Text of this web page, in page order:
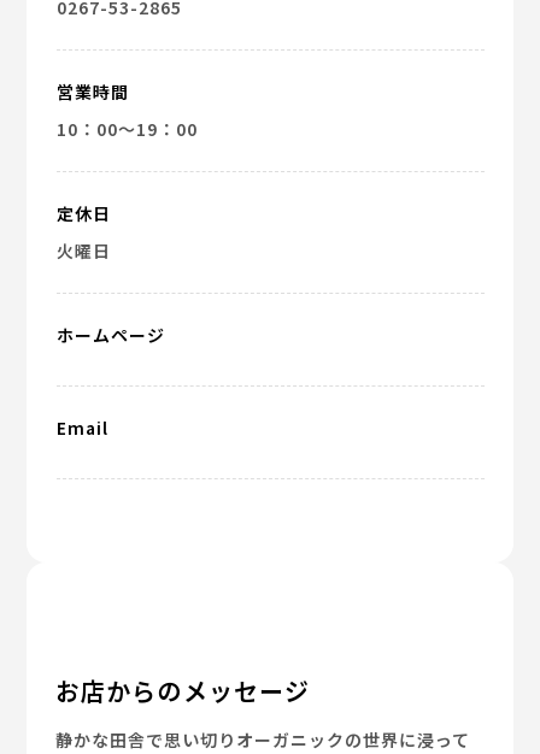
0267-53-2865
営業時間
10：00～19：00
定休日
火曜日
ホームページ
Email
お店からのメッセージ
静かな田舎で思い切りオーガニックの世界に浸って